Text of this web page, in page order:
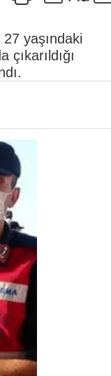
yaşındaki